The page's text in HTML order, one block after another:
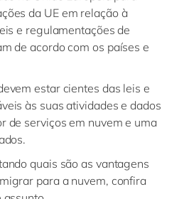
da UE em relação à
e regulamentações de
de acordo com os países e
estar cientes das leis e
às suas atividades e dados
de serviços em nuvem e uma
quais são as vantagens
para a nuvem, confira